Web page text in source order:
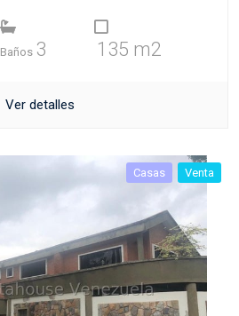
Baños 3 135 m2
Ver detalles
Casas Venta